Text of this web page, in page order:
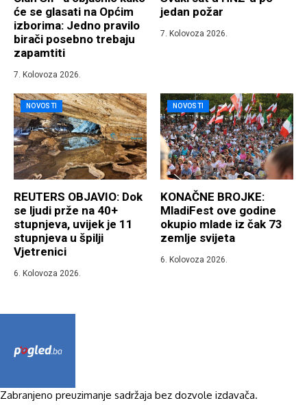
će se glasati na Općim
izborima: Jedno pravilo
birači posebno trebaju
zapamtiti
7. Kolovoza 2026.
jedan požar
7. Kolovoza 2026.
NOVOSTI
REUTERS OBJAVIO: Dok
se ljudi prže na 40+
stupnjeva, uvijek je 11
stupnjeva u špilji
Vjetrenici
6. Kolovoza 2026.
NOVOSTI
KONAČNE BROJKE:
MladiFest ove godine
okupio mlade iz čak 73
zemlje svijeta
6. Kolovoza 2026.
Zabranjeno preuzimanje sadržaja bez dozvole izdavača.